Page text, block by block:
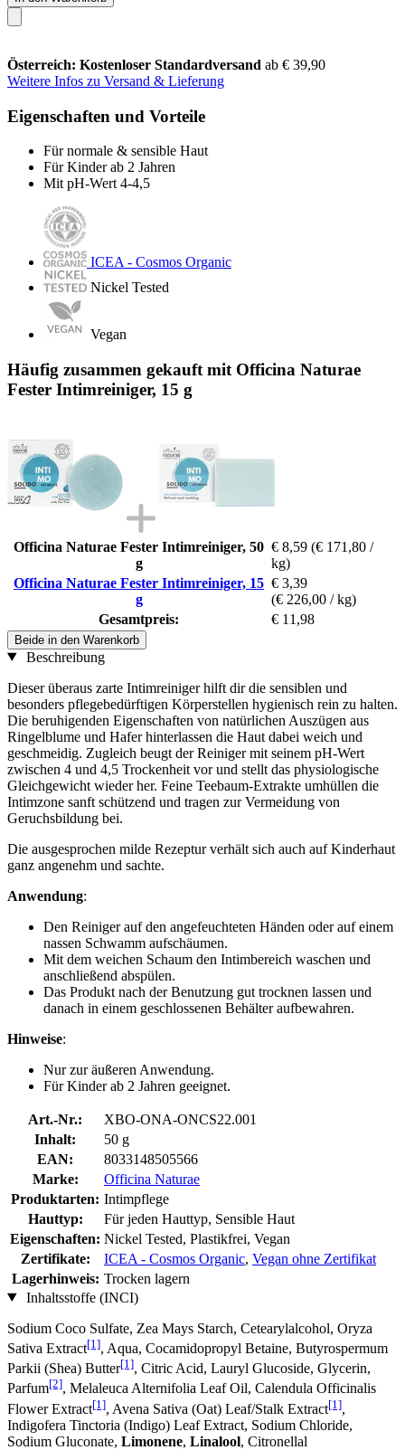
Österreich: Kostenloser Standardversand ab € 39,90
Weitere Infos zu Versand & Lieferung
Eigenschaften und Vorteile
Für normale & sensible Haut
Für Kinder ab 2 Jahren
Mit pH-Wert 4-4,5
ICEA - Cosmos Organic
Nickel Tested
Vegan
Häufig zusammen gekauft mit Officina Naturae
Fester Intimreiniger, 15 g
Officina Naturae Fester Intimreiniger, 50
g
€ 8,59 (€ 171,80 /
kg)
Officina Naturae Fester Intimreiniger, 15
g
€ 3,39
(€ 226,00 / kg)
Gesamtpreis:
€ 11,98
Beide in den Warenkorb
Beschreibung
Dieser überaus zarte Intimreiniger hilft dir die sensiblen und
besonders pflegebedürftigen Körperstellen hygienisch rein zu halten.
Die beruhigenden Eigenschaften von natürlichen Auszügen aus
Ringelblume und Hafer hinterlassen die Haut dabei weich und
geschmeidig. Zugleich beugt der Reiniger mit seinem pH-Wert
zwischen 4 und 4,5 Trockenheit vor und stellt das physiologische
Gleichgewicht wieder her. Feine Teebaum-Extrakte umhüllen die
Intimzone sanft schützend und tragen zur Vermeidung von
Geruchsbildung bei.
Die ausgesprochen milde Rezeptur verhält sich auch auf Kinderhaut
ganz angenehm und sachte.
Anwendung:
Den Reiniger auf den angefeuchteten Händen oder auf einem
nassen Schwamm aufschäumen.
Mit dem weichen Schaum den Intimbereich waschen und
anschließend abspülen.
Das Produkt nach der Benutzung gut trocknen lassen und
danach in einem geschlossenen Behälter aufbewahren.
Hinweise:
Nur zur äußeren Anwendung.
Für Kinder ab 2 Jahren geeignet.
Art.-Nr.:
XBO-ONA-ONCS22.001
Inhalt:
50 g
EAN:
8033148505566
Marke:
Officina Naturae
Produktarten: Intimpflege
Hauttyp:
Für jeden Hauttyp, Sensible Haut
Eigenschaften: Nickel Tested, Plastikfrei, Vegan
Zertifikate:
ICEA - Cosmos Organic, Vegan ohne Zertifikat
Lagerhinweis: Trocken lagern
Inhaltsstoffe (INCI)
Sodium Coco­ Sulfate, Zea Mays Starch, Cetearylalcohol, Oryza
Sativa Extract[1], Aqua, Cocamidopropyl Betaine, Butyrospermum
Parkii (Shea) Butter[1], Citric Acid, Lauryl Glucoside, Glycerin,
Parfum[2], Melaleuca Alternifolia Leaf Oil, Calendula Officinalis
Flower Extract[1], Avena Sativa (Oat) Leaf/Stalk Extract[1],
Indigofera Tinctoria (Indigo) Leaf Extract, Sodium Chloride,
Sodium Gluconate, Limonene, Linalool, Citronellal